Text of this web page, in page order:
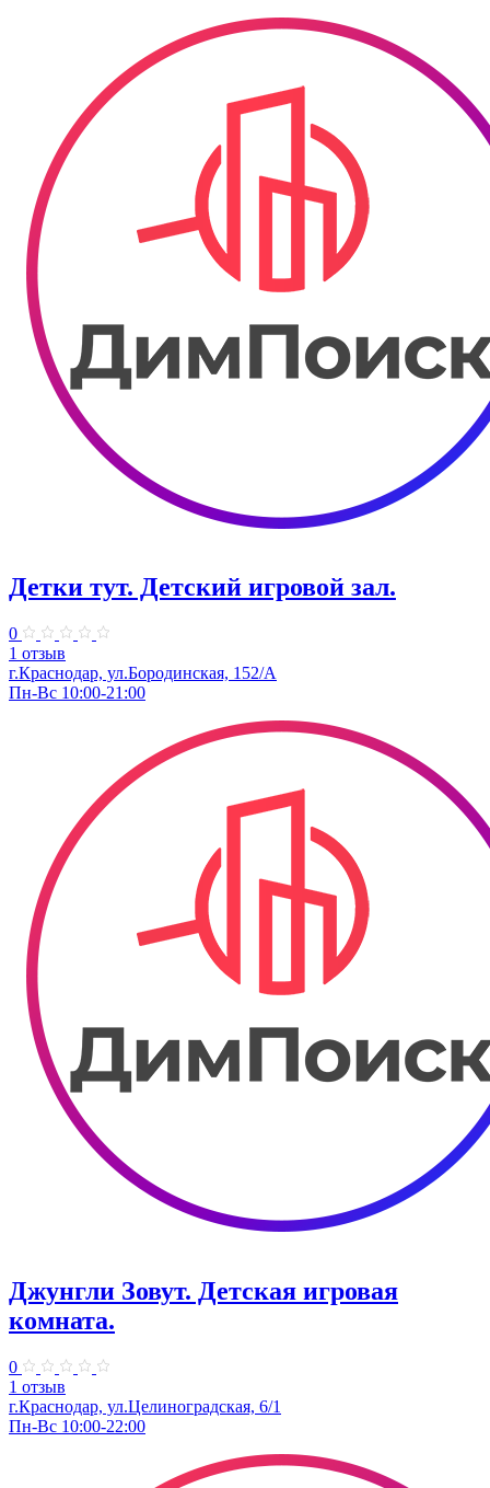
Детки тут. Детский игровой зал.
0
1 отзыв
г.Краснодар, ул.​Бородинская, 152/А
Пн-Вс 10:00-21:00
Джунгли Зовут. Детская игровая
комната.
0
1 отзыв
г.Краснодар, ул.​Целиноградская, 6/1
Пн-Вс 10:00-22:00